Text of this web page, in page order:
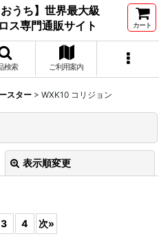
うち】世界最大級
ス専門通販サイト
カート
検索 ご利用案内
スター > WXK10 コリジョン
表示順変更
3 4 次»